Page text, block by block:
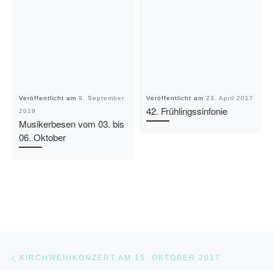
Veröffentlicht am 9. September
2019
Musikerbesen vom 03. bis
06. Oktober
Veröffentlicht am 23. April 2017
42. Frühlingssinfonie
Beitragsnavigation
KIRCHWEIHKONZERT AM 15. OKTOBER 2017